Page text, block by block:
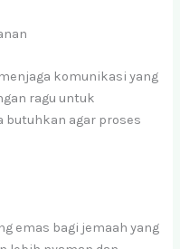
komunikasi yang
ragu untuk
butuhkan agar proses
emas bagi jemaah yang